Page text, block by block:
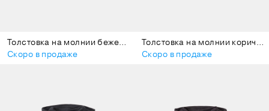
Толстовка на молнии бежевая
Скоро в продаже
Толстовка на молнии коричневая
Скоро в продаже